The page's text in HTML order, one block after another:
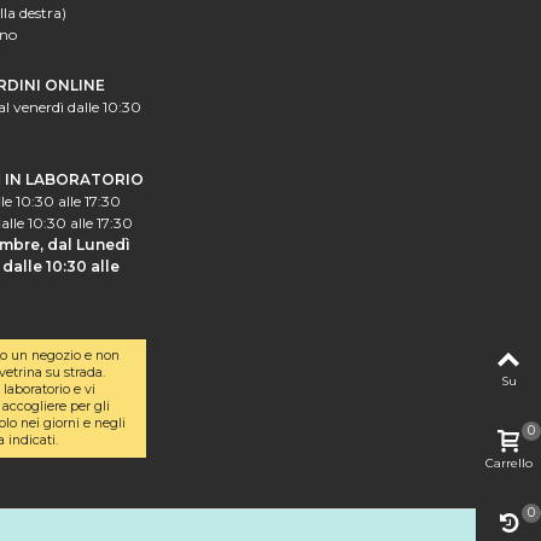
destra)
ONLINE
venerdì dalle 10:30
IN LABORATORIO
10:30 alle 17:30
10:30 alle 17:30
dal Lunedì
10:30 alle
un negozio e non
su strada.
e vi
accogliere per gli
nei giorni e negli
indicati.
Su
Carrello
0
0